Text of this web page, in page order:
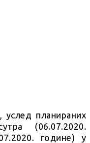
услед планираних
(06.07.2020.
године) у